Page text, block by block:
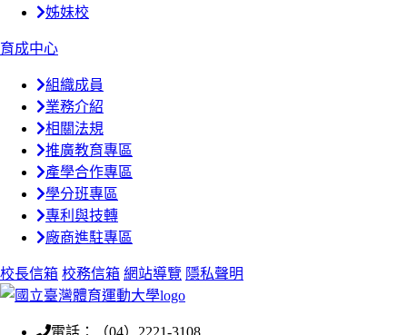
姊妹校
育成中心
組織成員
業務介紹
相關法規
推廣教育專區
產學合作專區
學分班專區
專利與技轉
廠商進駐專區
校長信箱 校務信箱 網站導覽 隱私聲明